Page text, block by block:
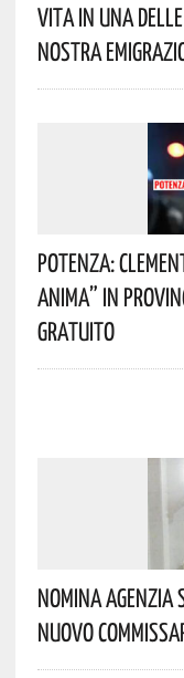
Vita In Una
Nostra
Potenza:
Anima” In
Gratuito
Nomina
Nuovo